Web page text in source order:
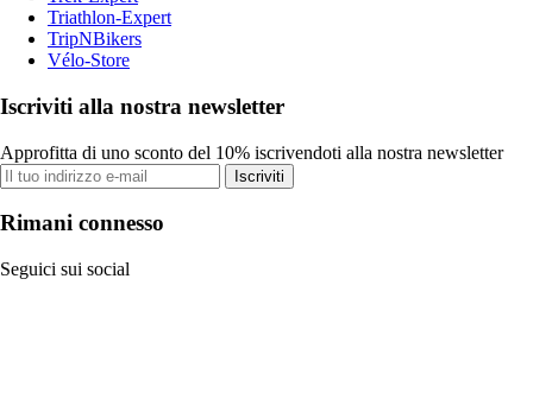
Triathlon-Expert
TripNBikers
Vélo-Store
Iscriviti alla nostra newsletter
Approfitta di uno sconto del 10% iscrivendoti alla nostra newsletter
Iscriviti
Rimani connesso
Seguici sui social